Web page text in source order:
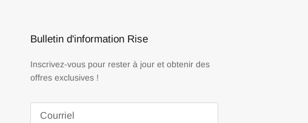
Bulletin d'information Rise
Inscrivez-vous pour rester à jour et obtenir des
offres exclusives !